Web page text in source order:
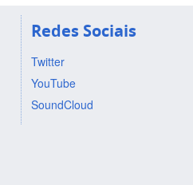
Redes Sociais
Twitter
YouTube
SoundCloud